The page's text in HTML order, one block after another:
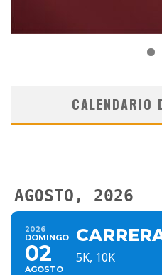
CALENDARIO
AGOSTO, 2026
2026
DOMINGO
02
AGOSTO
5K, 10K